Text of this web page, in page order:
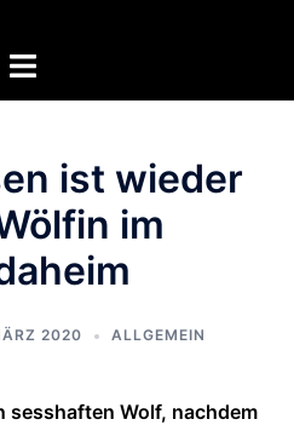
Menü
ist wieder
im
2020 ALLGEMEIN
sesshaften Wolf, nachdem